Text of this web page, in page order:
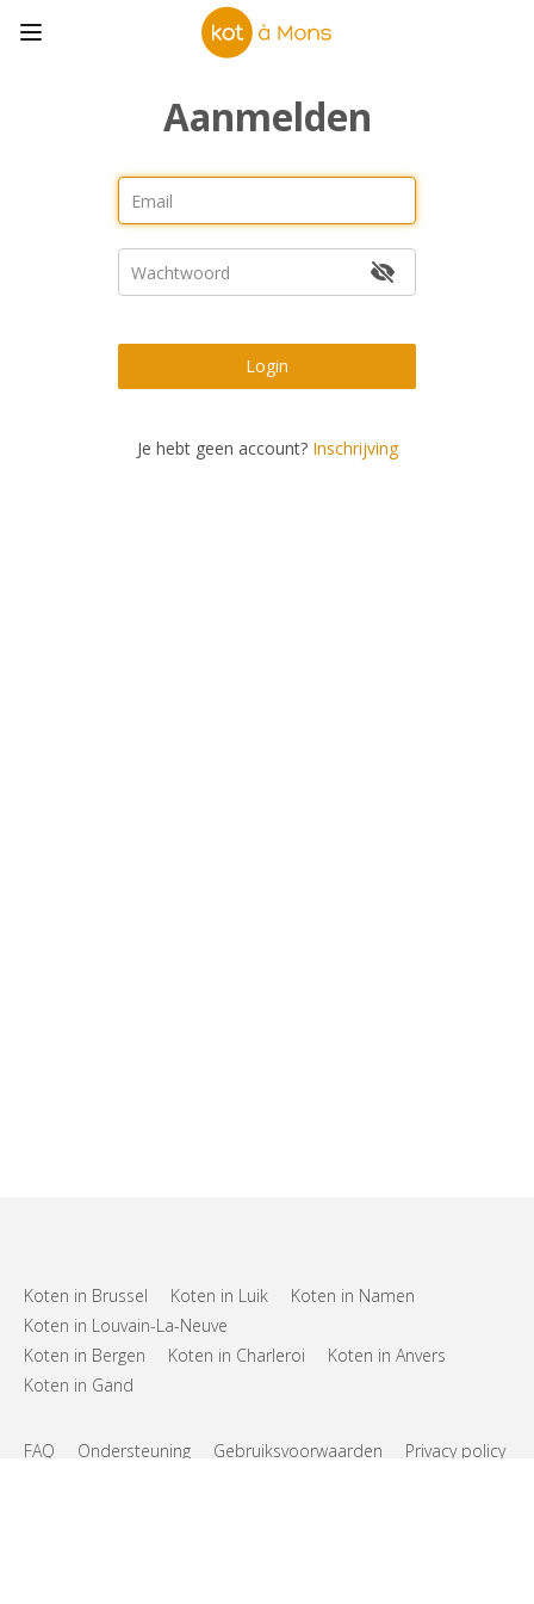
Aanmelden
Login
Je hebt geen account? Inschrijving
Koten in Brussel Koten in Luik
Koten in Namen
Koten in Louvain-La-Neuve
Koten in Bergen
Koten in Charleroi
Koten in Anvers
Koten in Gand
FAQ Ondersteuning Gebruiksvoorwaarden Privacy policy